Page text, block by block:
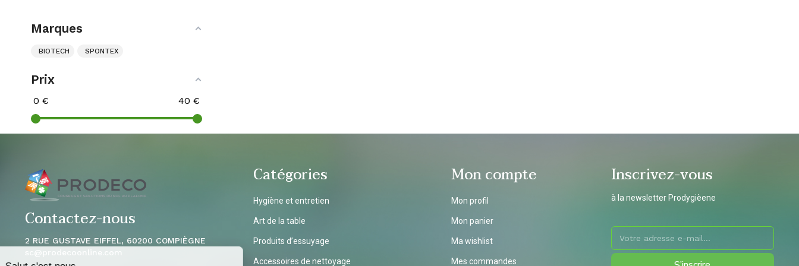
Marques
BIOTECH SPONTEX
Prix
0 € 40 €
Contactez-nous
2 RUE GUSTAVE EIFFEL, 60200 COMPIÈGNE
Catégories
Hygiène et entretien
Art de la table
Produits d’essuyage
Accessoires de nettoyage
Mon compte
Mon profil
Mon panier
Ma wishlist
Mes commandes
Inscrivez-vous
à la newsletter Prodygièene